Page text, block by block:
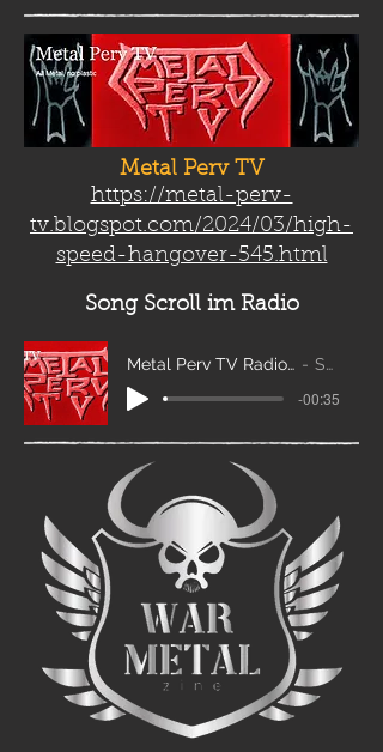
Metal Perv TV
https://metal-perv-
tv.blogspot.com/2024/03/high-
speed-hangover-545.html
Song Scrollim Radio
Metal Perv TV Radio Scroll_edit2 Sanity
-00:35